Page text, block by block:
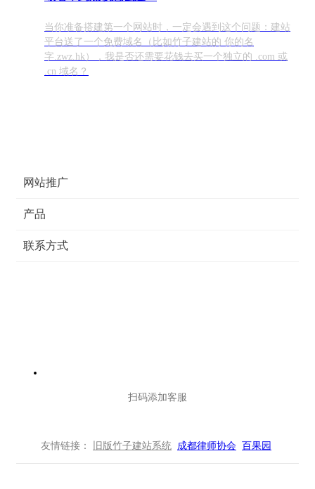
当你准备搭建第一个网站时，一定会遇到这个问题：建站
平台送了一个免费域名（比如竹子建站的 你的名
字.zwz.hk），我是否还需要花钱去买一个独立的 .com 或
.cn 域名？
网站推广
产品
联系方式
扫码添加客服
友情链接： 旧版竹子建站系统 成都律师协会 百果园